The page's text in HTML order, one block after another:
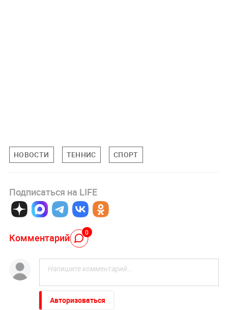
НОВОСТИ ТЕННИС СПОРТ
Подписаться на LIFE
Комментарий 0
Авторизоваться